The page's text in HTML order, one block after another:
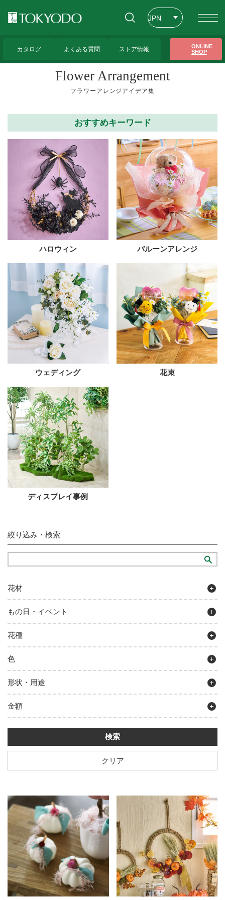
JPN
カタログ よくある質問 ストア情報
ONLINE
SHOP
27ページ
Flower Arrangement
フラワーアレンジアイデア集
おすすめキーワード
ハロウィン バルーンアレンジ
ウェディング 花束
ディスプレイ事例
絞り込み・検索
花材
もの日・イベント
花種
色
形状・用途
金額
クリア